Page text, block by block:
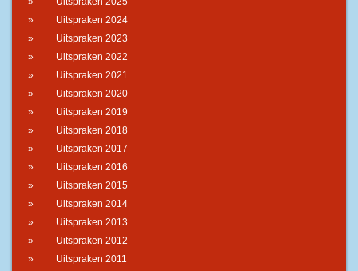
Uitspraken 2024
Uitspraken 2023
Uitspraken 2022
Uitspraken 2021
Uitspraken 2020
Uitspraken 2019
Uitspraken 2018
Uitspraken 2017
Uitspraken 2016
Uitspraken 2015
Uitspraken 2014
Uitspraken 2013
Uitspraken 2012
Uitspraken 2011